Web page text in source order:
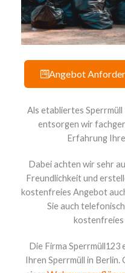
Angebot
Als etabliertes
entsorgen wir
Erfahrung
Dabei achten wir sehr
Freundlichkeit und
kostenfreies Angebot
Sie auch
kostenfreies
Die Firma
Ihren Sperrmüll in Berlin.